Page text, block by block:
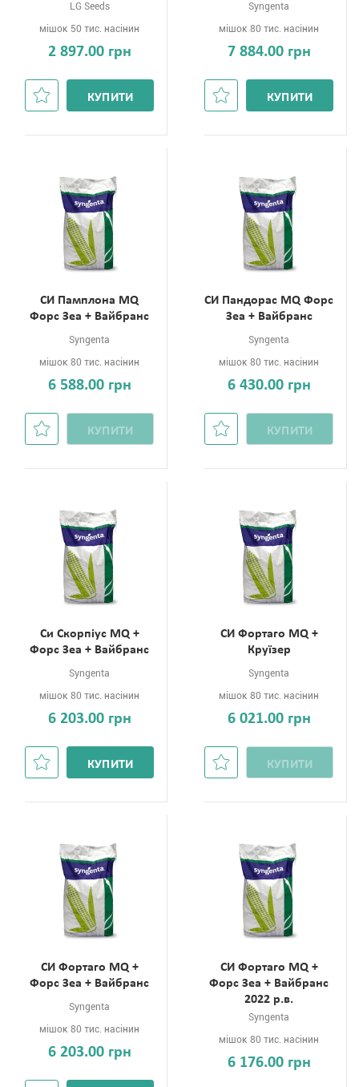
LG Seeds
мішок 50 тис. насінин
2 897.00 грн
КУПИТИ
Syngenta
мішок 80 тис. насінин
7 884.00 грн
КУПИТИ
СИ Памплона MQ
Форс Зеа + Вайбранс
Syngenta
мішок 80 тис. насінин
6 588.00 грн
КУПИТИ
СИ Пандорас MQ Форс
Зеа + Вайбранс
Syngenta
мішок 80 тис. насінин
6 430.00 грн
КУПИТИ
Си Скорпіус MQ +
Форс Зеа + Вайбранс
Syngenta
мішок 80 тис. насінин
6 203.00 грн
КУПИТИ
СИ Фортаго MQ +
Круїзер
Syngenta
мішок 80 тис. насінин
6 021.00 грн
КУПИТИ
СИ Фортаго MQ +
Форс Зеа + Вайбранс
Syngenta
мішок 80 тис. насінин
6 203.00 грн
СИ Фортаго MQ +
Форс Зеа + Вайбранс
2022 р.в.
Syngenta
мішок 80 тис. насінин
6 176.00 грн